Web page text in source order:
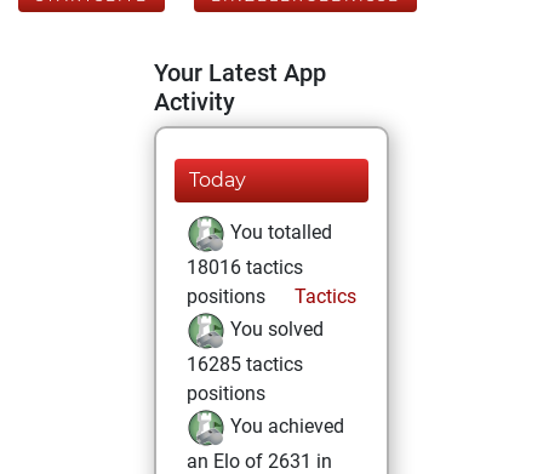
Your Latest App
Activity
Today
You totalled
18016 tactics
positions
Tactics
You solved
16285 tactics
positions
You achieved
an Elo of 2631 in